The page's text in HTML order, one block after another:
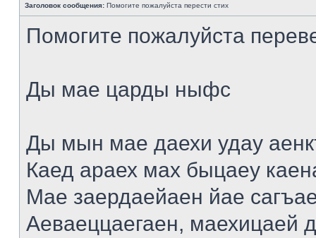
Заголовок сообщения: Помогите пожалуйста перести стих
Помогите пожалуйста
Ды мае царды ныфс
Ды мын мае даехи удау
Каед араех мах быцаеу
Мае заердаейаен йае
Аеваеццаегаен, маехицаей